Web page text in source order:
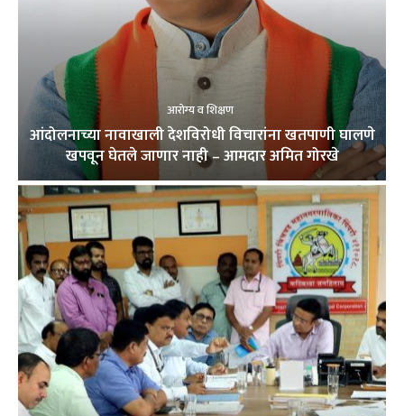
आरोग्य व शिक्षण
आंदोलनाच्या नावाखाली देशविरोधी विचारांना खतपाणी घालणे
खपवून घेतले जाणार नाही – आमदार अमित गोरखे